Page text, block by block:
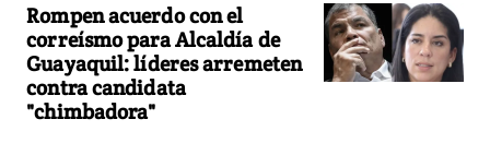
Rompen acuerdo con el
correísmo para Alcaldía de
Guayaquil: líderes arremeten
contra candidata
"chimbadora"